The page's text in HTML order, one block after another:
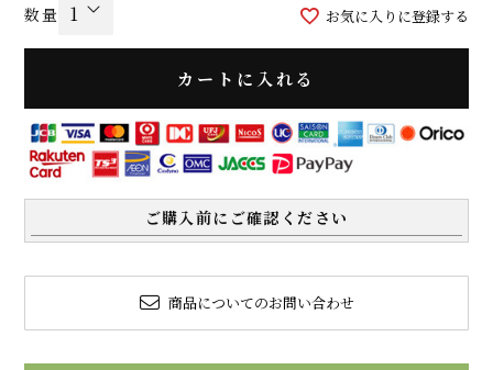
お気に入りに登録する
カートに入れる
ご購入前にご確認ください
商品についてのお問い合わせ